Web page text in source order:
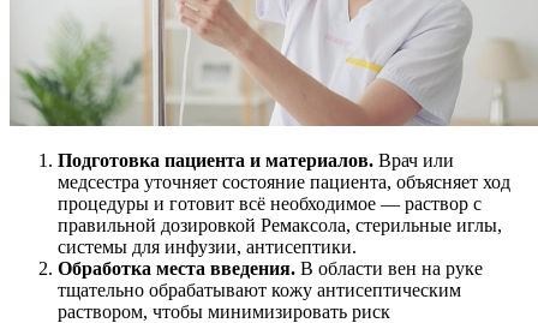
Подготовка пациента и материалов. Врач или
медсестра уточняет состояние пациента, объясняет ход
процедуры и готовит всё необходимое — раствор с
правильной дозировкой Ремаксола, стерильные иглы,
системы для инфузии, антисептики.
Обработка места введения. В области вен на руке
тщательно обрабатывают кожу антисептическим
раствором, чтобы минимизировать риск